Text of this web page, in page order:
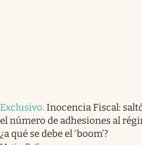
Exclusivo. Inocencia Fiscal:
el número de adhesiones al
¿a qué se debe el ‘boom’?